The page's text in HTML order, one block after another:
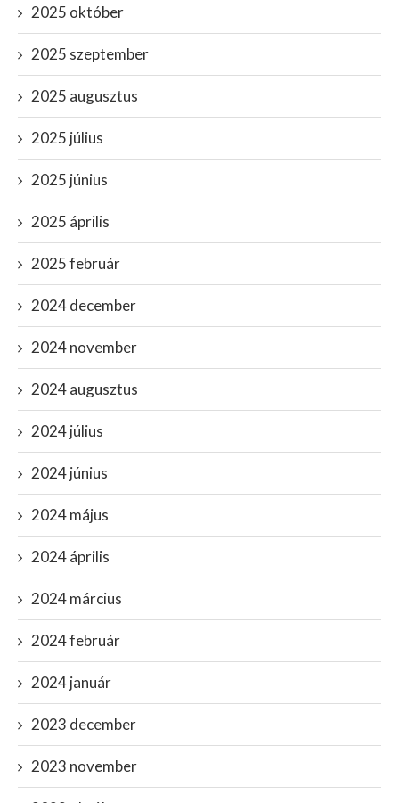
2025 október
2025 szeptember
2025 augusztus
2025 július
2025 június
2025 április
2025 február
2024 december
2024 november
2024 augusztus
2024 július
2024 június
2024 május
2024 április
2024 március
2024 február
2024 január
2023 december
2023 november